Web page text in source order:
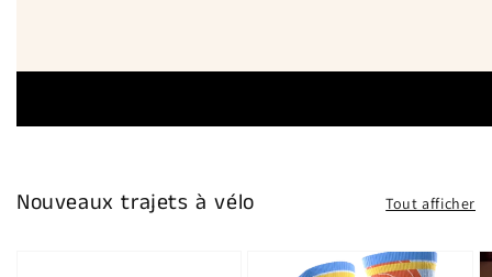
Nouveaux trajets à vélo Tout afficher